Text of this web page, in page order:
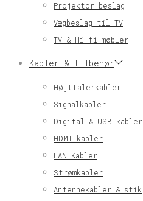
Projektor beslag
Vægbeslag til TV
TV & Hi-fi møbler
Kabler & tilbehør
Højttalerkabler
Signalkabler
Digital & USB kabler
HDMI kabler
LAN Kabler
Strømkabler
Antennekabler & stik